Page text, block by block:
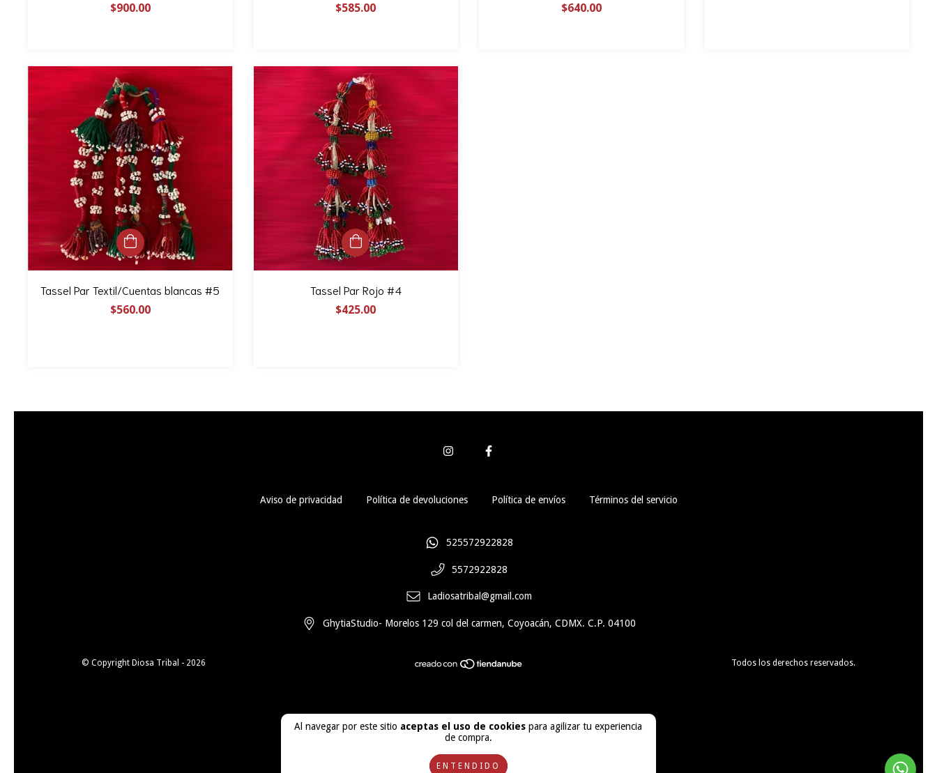
Al navegar por este sitio aceptas el uso de cookies para agilizar tu experiencia
de compra.
ENTENDIDO
$900.00 $585.00 $640.00
Tassel Par Textil/Cuentas blancas #5
$560.00
Tassel Par Rojo #4
$425.00
Aviso de privacidad Política de devoluciones Política de envíos Términos del servicio
525572922828
5572922828
Ladiosatribal@gmail.com
GhytiaStudio- Morelos 129 col del carmen, Coyoacán, CDMX. C.P. 04100
© Copyright Diosa Tribal - 2026 Todos los derechos reservados.